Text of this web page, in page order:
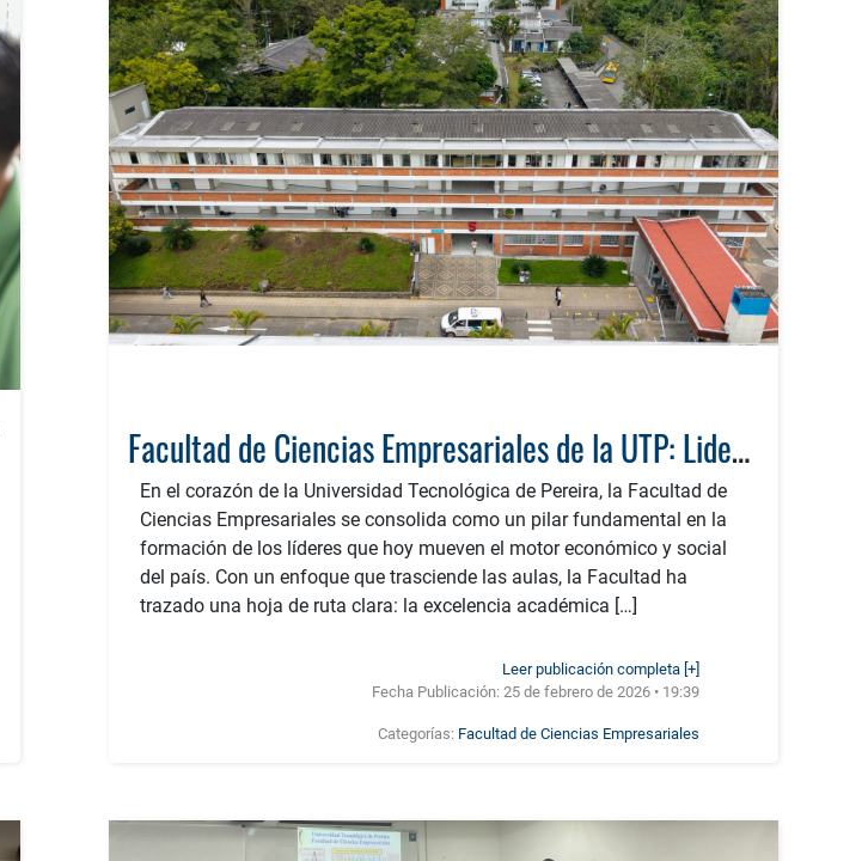
Facultad de Ciencias Empresariales de la UTP: Liderazgo, Innovación y Compromiso Social que Transforma la Región
En el corazón de la Universidad Tecnológica de Pereira, la Facultad de
Ciencias Empresariales se consolida como un pilar fundamental en la
formación de los líderes que hoy mueven el motor económico y social
del país. Con un enfoque que trasciende las aulas, la Facultad ha
trazado una hoja de ruta clara: la excelencia académica […]
Leer publicación completa [+]
Fecha Publicación: 25 de febrero de 2026 • 19:39
Categorías: Facultad de Ciencias Empresariales